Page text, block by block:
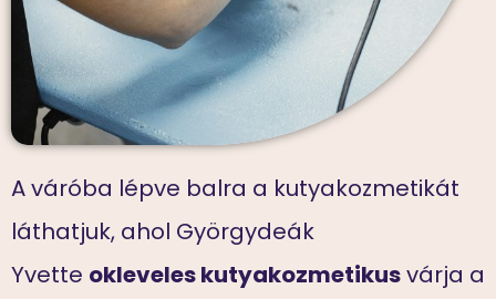
A váróba lépve balra a kutyakozmetikát
láthatjuk, ahol Györgydeák
Yvette okleveles kutyakozmetikusvárja a